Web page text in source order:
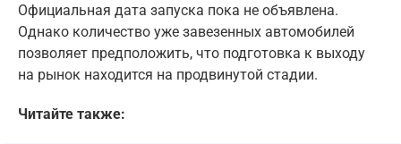
Официальная дата запуска пока не объявлена.
Однако количество уже завезенных автомобилей
позволяет предположить, что подготовка к выходу
на рынок находится на продвинутой стадии.
Читайте также: